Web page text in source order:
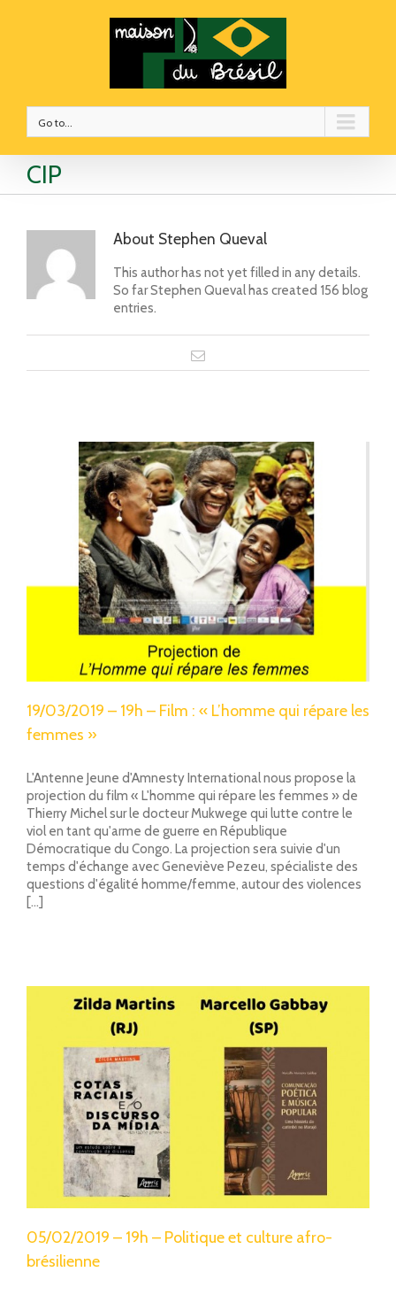
Go to...
CIP
About Stephen Queval
This author has not yet filled in any details.
So far Stephen Queval has created 156 blog
entries.
19/03/2019 – 19h – Film : « L’homme qui répare les
femmes »
L'Antenne Jeune d'Amnesty International nous propose la
projection du film « L'homme qui répare les femmes » de
Thierry Michel sur le docteur Mukwege qui lutte contre le
viol en tant qu'arme de guerre en République
Démocratique du Congo. La projection sera suivie d'un
temps d'échange avec Geneviève Pezeu, spécialiste des
questions d'égalité homme/femme, autour des violences
[...]
05/02/2019 – 19h – Politique et culture afro-
brésilienne